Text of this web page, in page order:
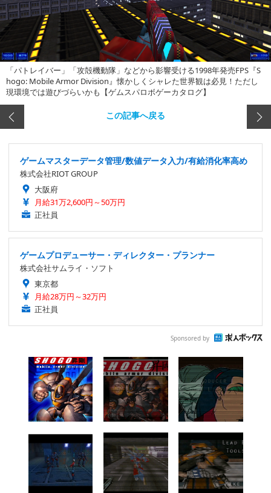
「パトレイバー」「攻殻機動隊」などから影響受ける1998年発売FPS『S
hogo: Mobile Armor Division』懐かしくシャレた世界観は必見！ただし
現環境では遊びづらいかも【ゲムスパロボゲーカタログ】
この記事へ戻る
ゲームマスターデータ管理/数値データ入力/有給消化率高め
株式会社RIOT GROUP
大阪府
月給31万2,600円～50万円
正社員
ゲームプロデューサー・ディレクター・プランナー
株式会社サムライ・ソフト
東京都
月給28万円～32万円
正社員
Sponsored by